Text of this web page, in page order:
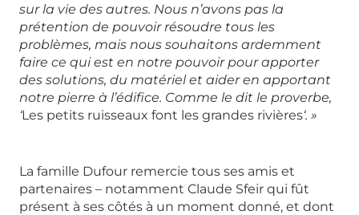
sur la vie des autres. Nous n’avons pas la
prétention de pouvoir résoudre tous les
problèmes, mais nous souhaitons ardemment
faire ce qui est en notre pouvoir pour apporter
des solutions, du matériel et aider en apportant
notre pierre à l’édifice. Comme le dit le proverbe,
‘Les petits ruisseaux font les grandes rivières‘. »
La famille Dufour remercie tous ses amis et
partenaires – notamment Claude Sfeir qui fût
présent à ses côtés à un moment donné, et dont